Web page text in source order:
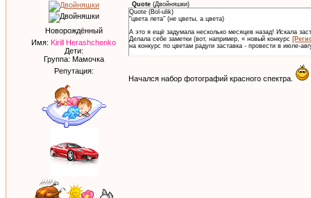
Новорождённый
Имя: Kirill Herashchenko
Дети:
Группа: Мамочка
Репутация:
Quote (Двойняшки)
Quote (Bol-ulik)
"цвета лета" (не цветы, а цвета)
А это я ещё задумала несколько месяцев назад! Искала
Делала себе заметки (вот, например, « новый конкурс
на конкурс по цветам радуги заставка - провести в июле-
Начался набор фотографий красного спектра.